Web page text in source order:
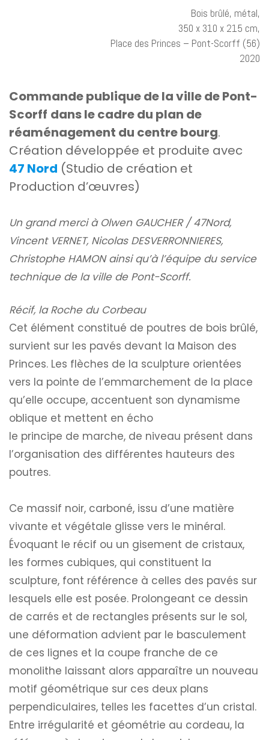
Bois brûlé, métal,
350 x 310 x 215 cm,
Place des Princes – Pont-Scorff (56)
2020
Commande publique de la ville de Pont-
Scorff dans le cadre du plan de
réaménagement du centre bourg.
Création développée et produite avec
47 Nord (Studio de création et
Production d’œuvres)
Un grand merci à Olwen GAUCHER / 47Nord,
Vincent VERNET, Nicolas DESVERRONNIERES,
Christophe HAMON ainsi qu’à l’équipe du service
technique de la ville de Pont-Scorff.
Récif, la Roche du Corbeau
Cet élément constitué de poutres de bois brûlé,
survient sur les pavés devant la Maison des
Princes. Les flèches de la sculpture orientées
vers la pointe de l’emmarchement de la place
qu’elle occupe, accentuent son dynamisme
oblique et mettent en écho
le principe de marche, de niveau présent dans
l’organisation des différentes hauteurs des
poutres.
Ce massif noir, carboné, issu d’une matière
vivante et végétale glisse vers le minéral.
Évoquant le récif ou un gisement de cristaux,
les formes cubiques, qui constituent la
sculpture, font référence à celles des pavés sur
lesquels elle est posée. Prolongeant ce dessin
de carrés et de rectangles présents sur le sol,
une déformation advient par le basculement
de ces lignes et la coupe franche de ce
monolithe laissant alors apparaître un nouveau
motif géométrique sur ces deux plans
perpendiculaires, telles les facettes d’un cristal.
Entre irrégularité et géométrie au cordeau, la